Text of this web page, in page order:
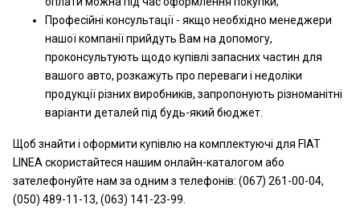
Професійні консультації - якщо необхідно менеджери
нашої компанії прийдуть Вам на допомогу,
проконсультують щодо купівлі запасних частин для
вашого авто, розкажуть про переваги і недоліки
продукції різних виробників, запропонують різноманітні
варіанти деталей під будь-який бюджет.
Щоб знайти і оформити купівлю на комплектуючі для FIAT
LINEA скористайтеся нашим онлайн-каталогом або
зателефонуйте нам за одним з телефонів: (067) 261-00-04,
(050) 489-11-13, (063) 141-23-99.